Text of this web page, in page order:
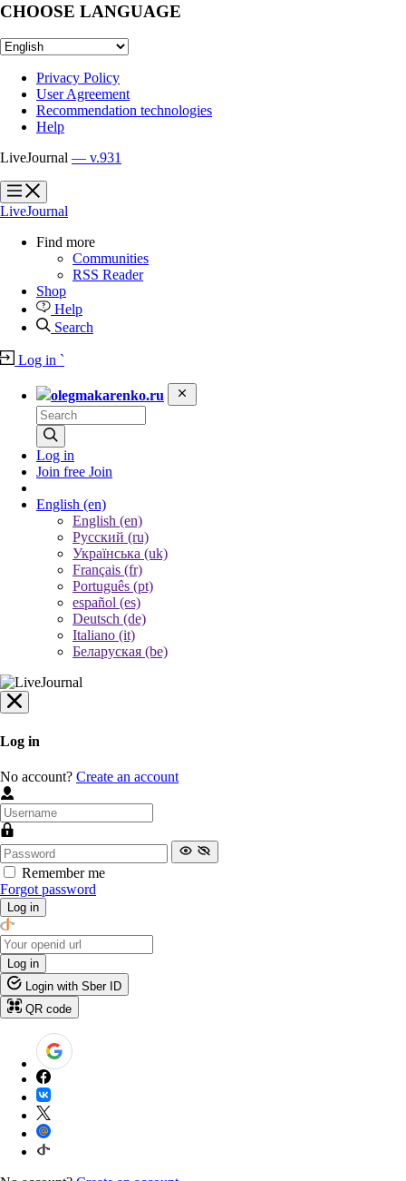
CHOOSE LANGUAGE
Privacy Policy
User Agreement
Recommendation technologies
Help
LiveJournal — v.931
?
?
LiveJournal
Find more
Communities
RSS Reader
Shop
Help
Search
Log in `
olegmakarenko.ru
Log in
Join free Join
English (en)
English (en)
Русский (ru)
Українська (uk)
Français (fr)
Português (pt)
español (es)
Deutsch (de)
Italiano (it)
Беларуская (be)
Log in
No account? Create an account
Remember me
Forgot password
Log in
Log in
Login with Sber ID
QR code